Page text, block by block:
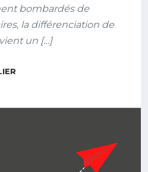
bombardés de
la différenciation de
un […]